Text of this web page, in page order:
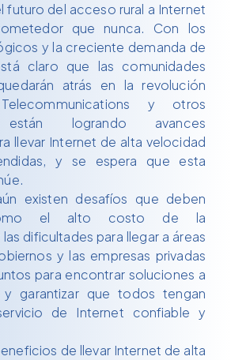
futuro del acceso rural a Internet
que nunca. Con los
y la creciente demanda de
claro que las comunidades
atrás en la revolución
y otros
están logrando avances
llevar Internet de alta velocidad
y se espera que esta
existen desafíos que deben
el alto costo de la
dificultades para llegar a áreas
y las empresas privadas
para encontrar soluciones a
garantizar que todos tengan
de Internet confiable y
de llevar Internet de alta